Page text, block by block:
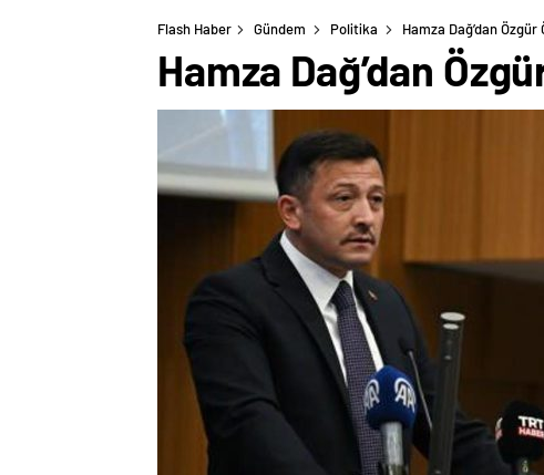
Flash Haber Gündem Politika Hamza Dağ’dan
Hamza Dağ’dan